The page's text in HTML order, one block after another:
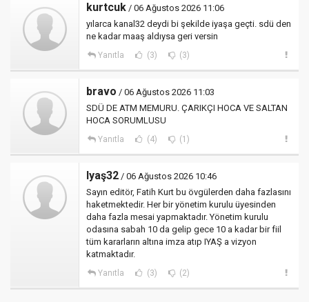
kurtcuk / 06 Ağustos 2026 11:06
yılarca kanal32 deydi bi şekilde iyaşa geçti. sdü den
ne kadar maaş aldıysa geri versin
Yanıtla (3) (3)
bravo / 06 Ağustos 2026 11:03
SDÜ DE ATM MEMURU. ÇARIKÇI HOCA VE SALTAN
HOCA SORUMLUSU
Yanıtla (4) (1)
Iyaş32 / 06 Ağustos 2026 10:46
Sayın editör, Fatih Kurt bu övgülerden daha fazlasını
haketmektedir. Her bir yönetim kurulu üyesinden
daha fazla mesai yapmaktadır. Yönetim kurulu
odasına sabah 10 da gelip gece 10 a kadar bir fiil
tüm kararların altına imza atıp IYAŞ a vizyon
katmaktadır.
Yanıtla (3) (2)